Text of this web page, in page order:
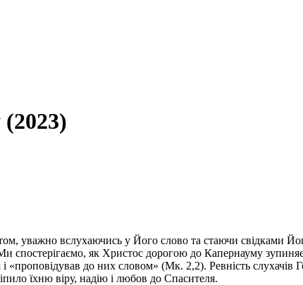
(2023)
вслухаючись у Його слово та стаючи свідками
спостерігаємо, як Христос дорогою до Капернауму
до них словом» (Мк. 2,2). Ревність слухачів
їхню віру, надію і любов до Спасителя.